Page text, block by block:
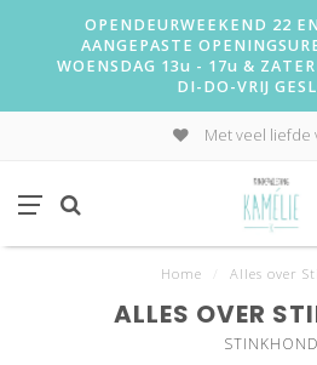
OPENDEURWEEKEND 22
AANGEPASTE
WOENSDAG 13u - 17u &
DI-DO-VRIJ
Met veel liefde
Home Alles over
ALLES OVER
STINKHOND